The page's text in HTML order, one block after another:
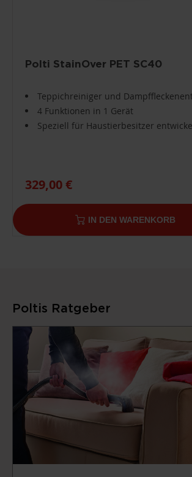
Polti StainOver PET SC40
Teppichreiniger und
4 Funktionen in 1 Gerät
Speziell für Haustierbesitzer
329,00 €
IN DEN WARENKORB
Poltis Ratgeber